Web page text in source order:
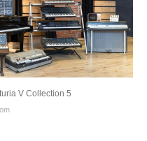
V Collection 5